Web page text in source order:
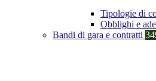
Tipologie di
Obblighi e
Bandi di gara e contratti